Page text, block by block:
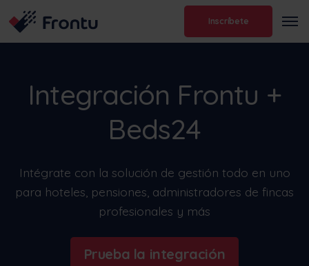
Inscríbete
Integración Frontu +
Beds24
Intégrate con la solución de gestión todo en uno
para hoteles, pensiones, administradores de fincas
profesionales y más
Prueba la integración